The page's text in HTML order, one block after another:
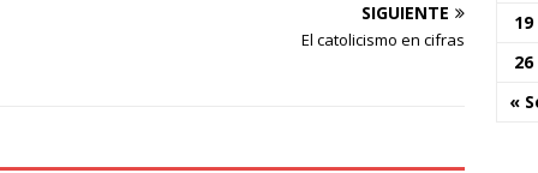
SIGUIENTE
El catolicismo en cifras
«
19
26